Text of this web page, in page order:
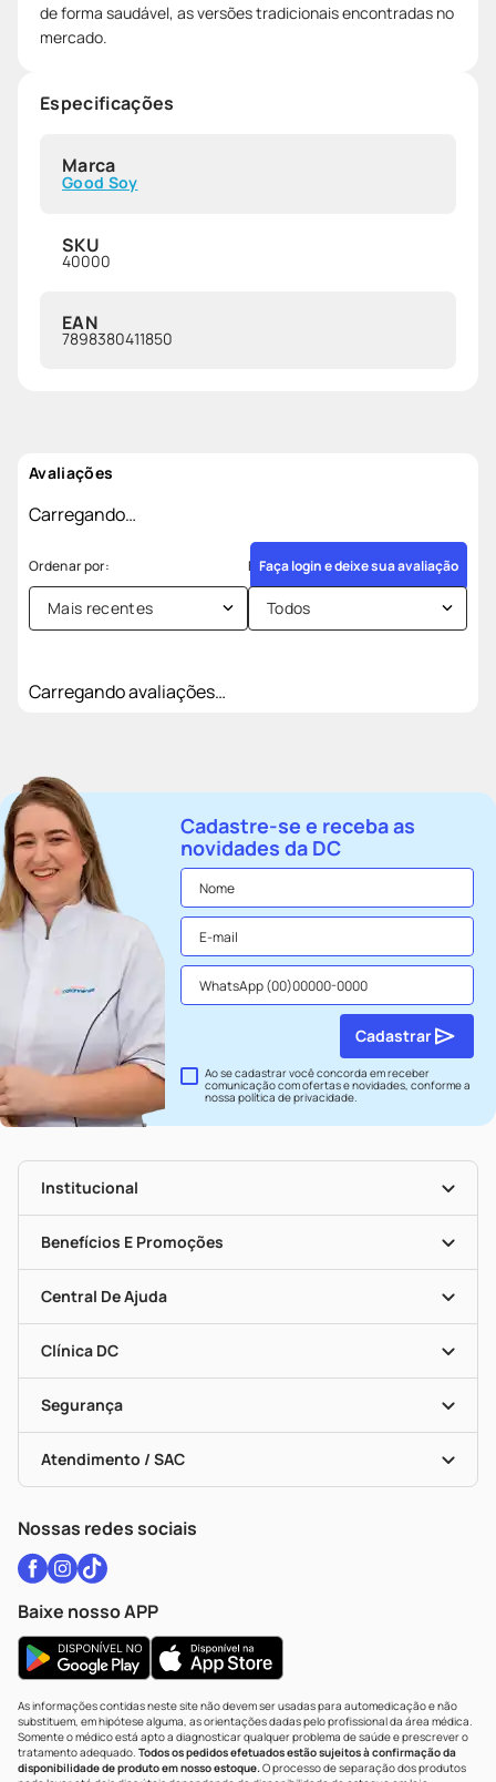
de forma saudável, as versões tradicionais encontradas no
mercado.
Especificações
Marca
Good Soy
SKU
40000
EAN
7898380411850
Avaliações
Carregando…
Faça login e deixe sua avaliação
Mais recentes Todos
Carregando avaliações…
Cadastre-se e receba as
novidades da DC
Ao se cadastrar você concorda em receber
comunicação com ofertas e novidades, conforme a
nossapolítica de privacidade.
Cadastrar
Institucional
História
Nossas Lojas
Seja Uma Loja Parceira
Mapa De Categorias
Benefícios E Promoções
Clube DC
Convênios
Programa Popular Do Brasil
Encarte De Ofertas
Dermaclub
Cupons E Ofertas
Black Friday
Central De Ajuda
Entrega
Recompra Programada
Alomed
Formas De Pagamento
Troca E Devolução
Bulas De A A Z
Políticas De Marketplace
Clínica DC
Vacinas
Serviços Farmacêuticos
Testes Rápidos
Autoteste Covid-19
Vacinas
Segurança
Certificado De Segurança
Portal Da Privacidade
Atendimento / SAC
WhatsApp (47) 9202-1687
Nossas redes sociais
Baixe nosso APP
As informações contidas neste site não devem ser usadas para automedicação e não
substituem, em hipótese alguma, as orientações dadas pelo profissional da área médica.
Somente o médico está apto a diagnosticar qualquer problema de saúde e prescrever o
tratamento adequado. Todos os pedidos efetuados estão sujeitos à confirmação da
disponibilidade de produto em nosso estoque.O processo de separação dos produtos